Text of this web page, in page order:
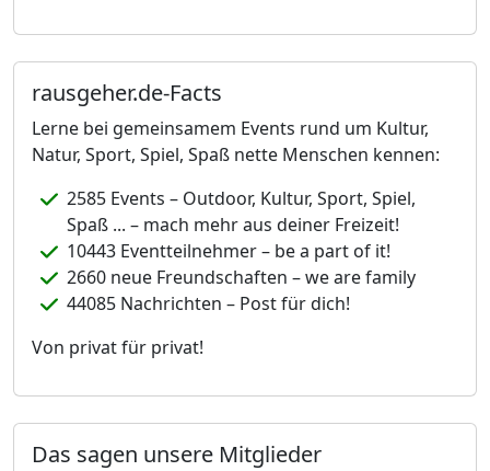
rausgeher.de-Facts
Lerne bei gemeinsamem Events rund um Kultur,
Natur, Sport, Spiel, Spaß nette Menschen kennen:
2585 Events – Outdoor, Kultur, Sport, Spiel,
Spaß ... – mach mehr aus deiner Freizeit!
10443 Eventteilnehmer – be a part of it!
2660 neue Freundschaften – we are family
44085 Nachrichten – Post für dich!
Von privat für privat!
Das sagen unsere Mitglieder